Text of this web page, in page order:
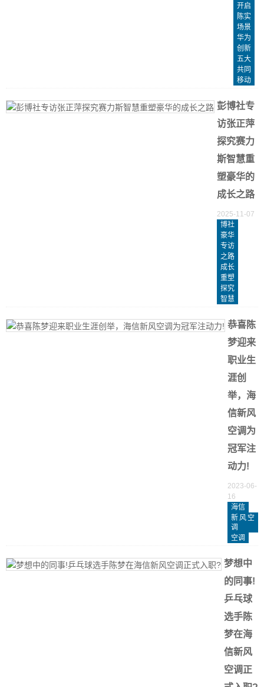
开启
陈实
场景
华为
创新
五大
共同
移动
彭博社专
访张正萍
探究赛力
斯智慧重
塑豪华的
成长之路
2025-11-07
博社
豪华
专访
之路
成长
重塑
探究
智慧
恭喜陈
梦迎来
职业生
涯创
举，海
信新风
空调为
冠军注
动力!
2023-06-
16
海信
新风空
调
空调
梦想中
的同事!
乒乓球
选手陈
梦在海
信新风
空调正